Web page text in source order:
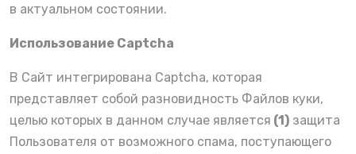
в актуальном состоянии.
Использование Captcha
В Сайт интегрирована Captcha, которая
представляет собой разновидность Файлов куки,
целью которых в данном случае является (1) защита
Пользователя от возможного спама, поступающего